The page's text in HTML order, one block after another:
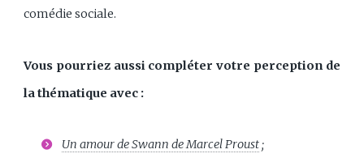
comédie sociale.
Vous pourriez aussi compléter votre perception de
la thématique avec :
Un amour de Swann de Marcel Proust;